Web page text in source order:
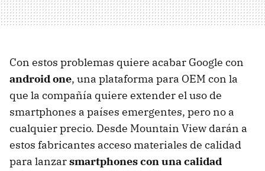
Con estos problemas quiere acabar Google con
android one, una plataforma para OEM con la
que la compañía quiere extender el uso de
smartphones a países emergentes, pero no a
cualquier precio. Desde Mountain View darán a
estos fabricantes acceso materiales de calidad
para lanzarsmartphones con una calidad